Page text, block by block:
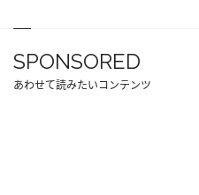
SPONSORED
あわせて読みたいコンテンツ